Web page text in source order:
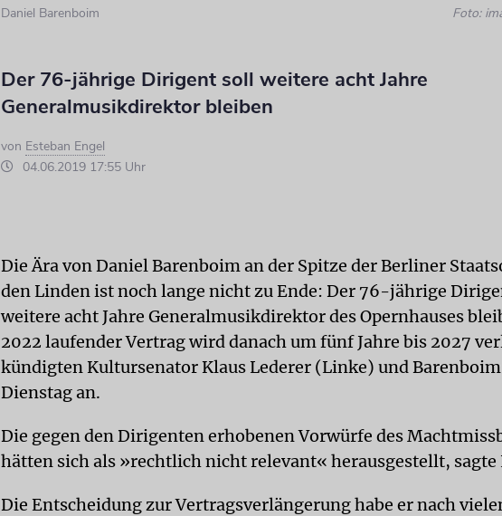
Daniel Barenboim Foto:
Der 76-jährige Dirigent soll weitere acht Jahre
Generalmusikdirektor bleiben
von Esteban Engel
04.06.2019 17:55 Uhr
Die Ära von Daniel Barenboim an der Spitze der Berliner
den Linden ist noch lange nicht zu Ende: Der 76-jährige
weitere acht Jahre Generalmusikdirektor des Opernhauses
2022 laufender Vertrag wird danach um fünf Jahre bis 2027
kündigten Kultursenator Klaus Lederer (Linke) und
Dienstag an.
Die gegen den Dirigenten erhobenen Vorwürfe des
hätten sich als »rechtlich nicht relevant« herausgestellt, sagte
Die Entscheidung zur Vertragsverlängerung habe er nach